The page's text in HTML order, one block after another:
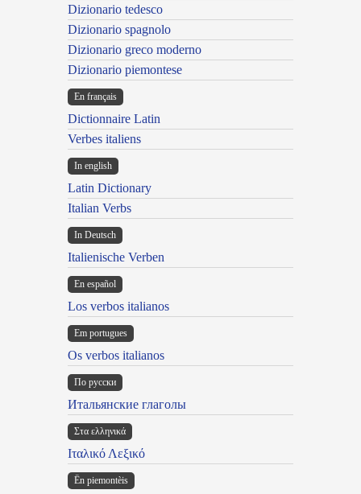
Dizionario tedesco
Dizionario spagnolo
Dizionario greco moderno
Dizionario piemontese
En français
Dictionnaire Latin
Verbes italiens
In english
Latin Dictionary
Italian Verbs
In Deutsch
Italienische Verben
En español
Los verbos italianos
Em portugues
Os verbos italianos
По русски
Итальянские глаголы
Στα ελληνικά
Ιταλικό Λεξικό
Ën piemontèis